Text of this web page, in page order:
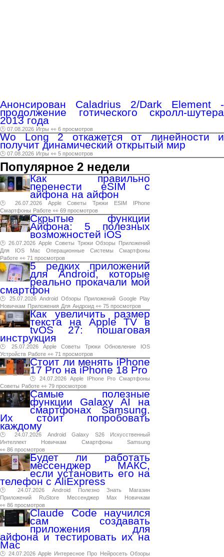
Анонсирован Caladrius 2/Dark Element -
продолжение готического скролл-шутера
2013 года
🕑 07.08.2026 Игры 👀 6 просмотров
Wo Long 2 откажется от линейности и
получит динамический открытый мир
🕑 07.08.2026 Игры 👀 5 просмотров
Популярное 2 недели
Как правильно
перенести eSIM с
айфона на айфон
🕑 26.07.2026 Apple Советы Трюки ESIM
IPhone
Смартфоны Работе 👀 69 просмотров
Скрытые функции
Айфона: 5 полезных
возможностей iOS
🕑 26.07.2026 Apple Советы Трюки Обзоры
Приложений
Для
IOS Mac Операционные Системы
Смартфоны
Работе 👀 71 просмотров
5 редких приложений
для Android, которые
реально прокачали мой
смартфон
🕑 25.07.2026 Android Обзоры Приложений Google
Play
Новичкам Приложения Для Андроид 👀 75 просмотров
Как увеличить размер
текста на Apple TV в
tvOS 27: пошаговая
инструкция
🕑 25.07.2026 Apple Советы Трюки Обновление
IOS
Устройств Работе 👀 71 просмотров
Стоит ли менять iPhone
17 Pro на iPhone 18 Pro
🕑 24.07.2026 Apple IPhone Pro Смартфоны
Советы Работе 👀 79 просмотров
Самые полезные
функции Galaxy AI на
смартфонах Samsung.
Их стоит попробовать
каждому
🕑 24.07.2026 Android Galaxy S26
Искусственный
Интеллект
Новичкам Смартфоны
Samsung
👀 86 просмотров
Будет ли работать
мессенджер МАКС,
если установить его на
телефон с AliExpress
🕑 24.07.2026 Android Полезно Знать
Магазин
Приложений
RuStore Мессенджер Max
Новичкам
👀 86 просмотров
Claude Code научился
сам создавать
приложения для
айфона и тестировать их на
Mac
🕑 24.07.2026 Apple Интересное Про Нейросеть Обзоры